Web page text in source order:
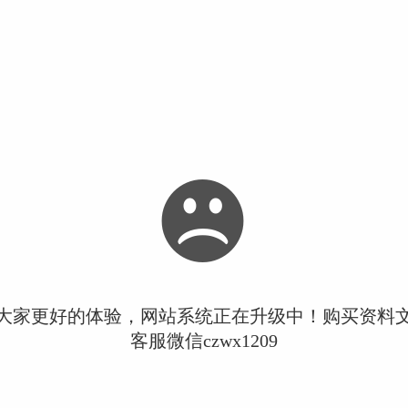
家更好的体验，网站系统正在升级中！购买资料
客服微信czwx1209